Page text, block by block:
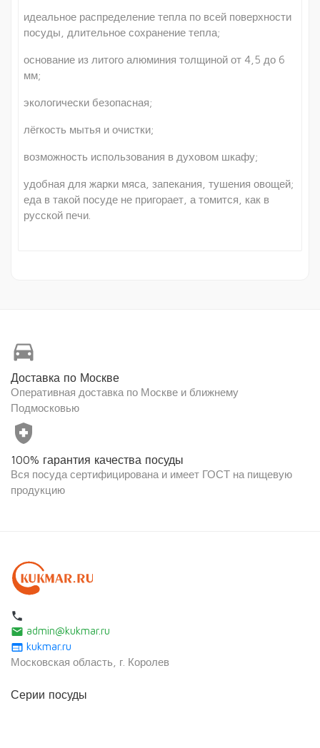
идеальное распределение тепла по всей поверхности
посуды, длительное сохранение тепла;
основание из литого алюминия толщиной от 4,5 до 6
мм;
экологически безопасная;
лёгкость мытья и очистки;
возможность использования в духовом шкафу;
удобная для жарки мяса, запекания, тушения овощей;
еда в такой посуде не пригорает, а томится, как в
русской печи.
directions_car
Доставка по Москве
Оперативная доставка по Москве и ближнему
Подмосковью
health_and_safety
100% гарантия качества посуды
Вся посуда сертифицирована и имеет ГОСТ на пищевую
продукцию
local_phone
email admin@kukmar.ru
web kukmar.ru
Московская область, г. Королев
Серии посуды